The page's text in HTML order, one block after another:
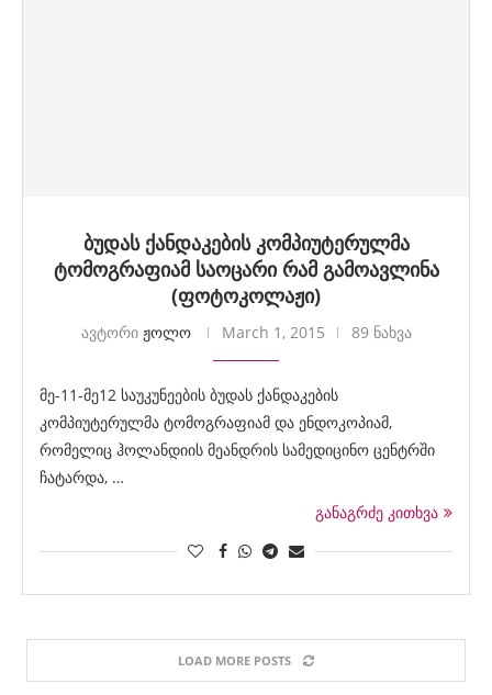
ბუდას ქანდაკების კომპიუტერულმა
ტომოგრაფიამ საოცარი რამ გამოავლინა
(ფოტოკოლაჟი)
ავტორი ჟოლო March 1, 2015 89 ნახვა
მე-11-მე12 საუკუნეების ბუდას ქანდაკების
კომპიუტერულმა ტომოგრაფიამ და ენდოკოპიამ,
რომელიც ჰოლანდიის მეანდრის სამედიცინო ცენტრში
ჩატარდა, …
განაგრძე კითხვა
LOAD MORE POSTS